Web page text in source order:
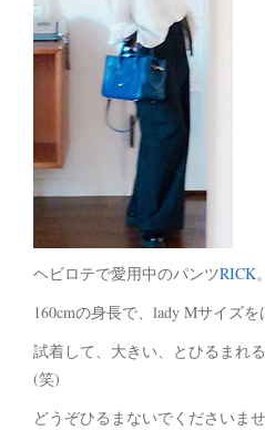
ヘビロテで愛用中のパンツRICK。
160cmの身長で、lady Mサイズを
試着して、大きい、とひるまれ
(笑)
どうぞひるまないでくださいませ